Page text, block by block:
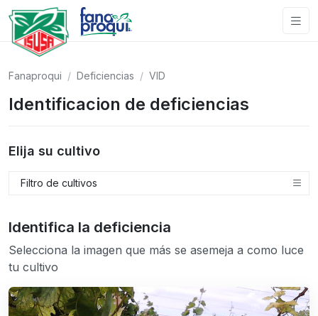
Fanaproqui Deficiencias VID
Identificacion de deficiencias
Elija su cultivo
Filtro de cultivos
Identifica la deficiencia
Selecciona la imagen que más se asemeja a como luce
tu cultivo